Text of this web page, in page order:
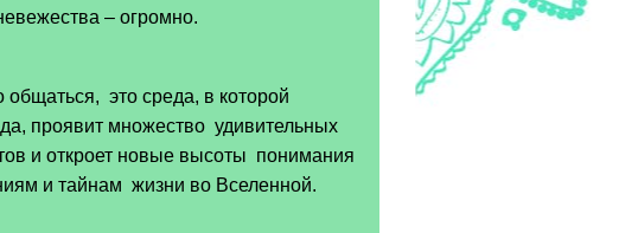
– огромно.
общаться, это среда, в которой
проявит множество удивительных
и откроет новые высоты понимания
и тайнам жизни во Вселенной.